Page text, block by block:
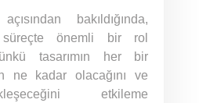
bakıldığında,
süreçte önemli bir rol
tasarımın her bir
ne kadar olacağını ve
etkileme